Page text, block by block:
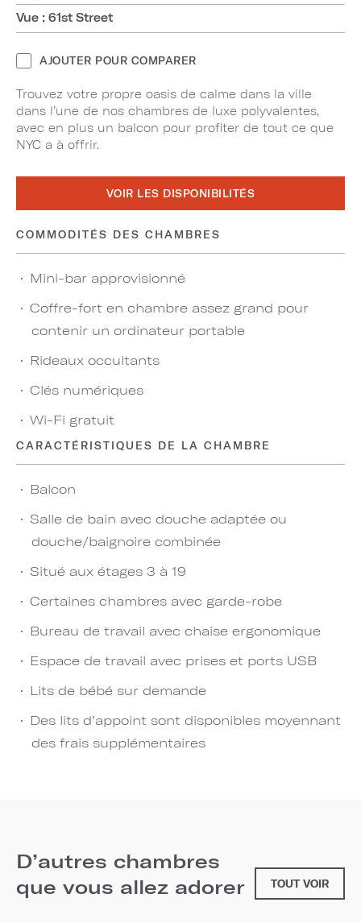
Vue : 61st Street
AJOUTER POUR COMPARER
Trouvez votre propre oasis de calme dans la ville
dans l’une de nos chambres de luxe polyvalentes,
avec en plus un balcon pour profiter de tout ce que
NYC a à offrir.
VOIR LES DISPONIBILITÉS
COMMODITÉS DES CHAMBRES
Mini-bar approvisionné
Coffre-fort en chambre assez grand pour
contenir un ordinateur portable
Rideaux occultants
Clés numériques
Wi-Fi gratuit
CARACTÉRISTIQUES DE LA CHAMBRE
Balcon
Salle de bain avec douche adaptée ou
douche/baignoire combinée
Situé aux étages 3 à 19
Certaines chambres avec garde-robe
Bureau de travail avec chaise ergonomique
Espace de travail avec prises et ports USB
Lits de bébé sur demande
Des lits d’appoint sont disponibles moyennant
des frais supplémentaires
D’autres chambres
que vous allez adorer
TOUT VOIR